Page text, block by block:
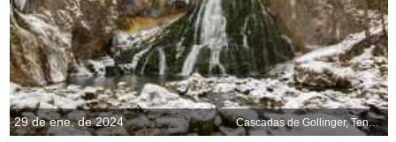
29 de ene. de 2024 Cascadas de Gollinger, Tennengau, Salzburgo, Austria